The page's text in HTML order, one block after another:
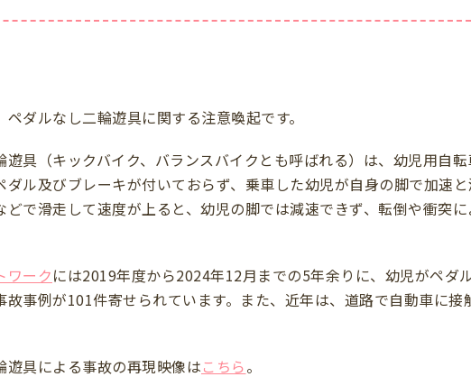
ダルなし二輪遊具に関する注意喚起です。
遊具（キックバイク、バランスバイクとも呼ばれる）は、幼児用自
ダル及びブレーキが付いておらず、乗車した幼児が自身の脚で加速と
どで滑走して速度が上ると、幼児の脚では減速できず、転倒や衝突
ワークには2019年度から2024年12月までの5年余りに、幼児がペダ
故事例が101件寄せられています。また、近年は、道路で自動車に接
遊具による事故の再現映像はこちら。